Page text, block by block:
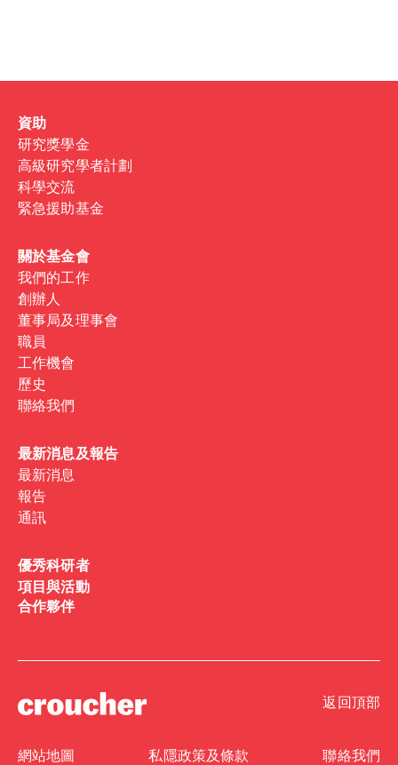
Don't have a Croucher account?
資助
研究獎學金
高級研究學者計劃
科學交流
緊急援助基金
關於基金會
我們的工作
創辦人
董事局及理事會
職員
工作機會
歷史
聯絡我們
最新消息及報告
最新消息
報告
通訊
優秀科研者
項目與活動
合作夥伴
返回頂部
網站地圖 私隱政策及條款 聯絡我們